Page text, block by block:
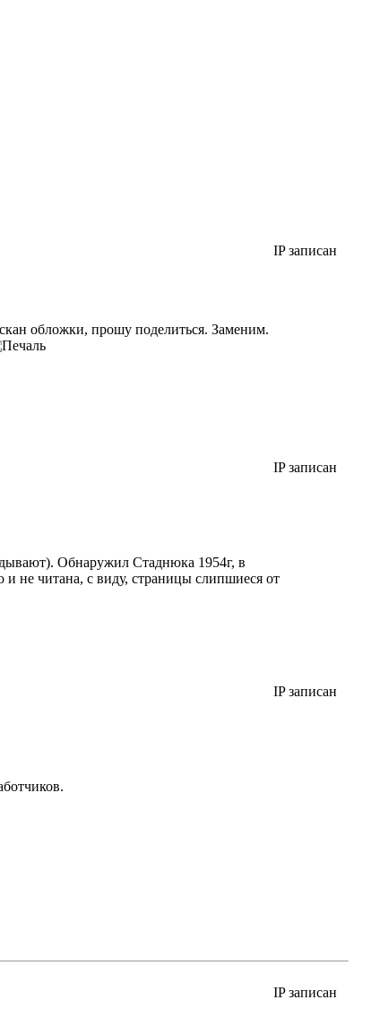
IP записан
обложки, прошу поделиться. Заменим.
IP записан
Обнаружил Стаднюка 1954г, в
не читана, с виду, страницы слипшиеся от
IP записан
IP записан